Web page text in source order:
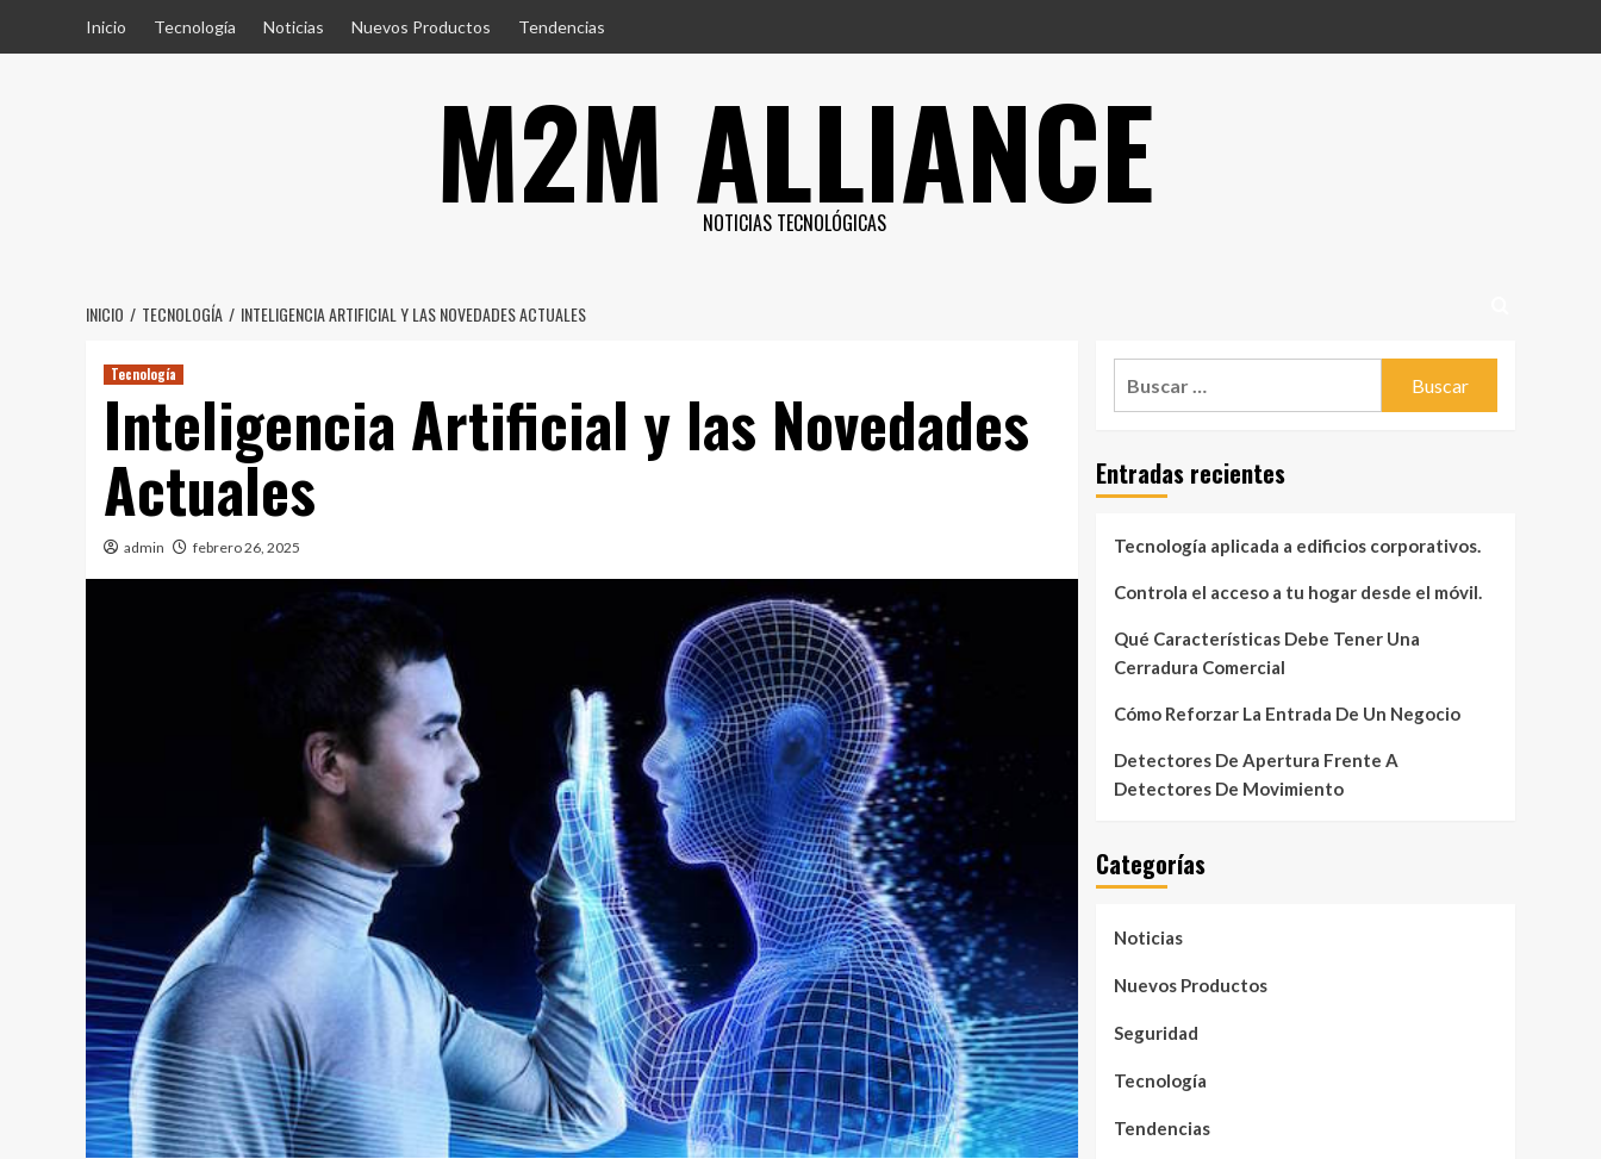
Inicio Tecnología Noticias Nuevos Productos Tendencias
M2M ALLIANCE
NOTICIAS TECNOLÓGICAS
INICIO TECNOLOGÍA INTELIGENCIA ARTIFICIAL Y LAS NOVEDADES ACTUALES
Tecnología
Inteligencia Artificial y las Novedades
Actuales
admin febrero 26, 2025
Entradas recientes
Tecnología aplicada a edificios corporativos.
Controla el acceso a tu hogar desde el móvil.
Qué Características Debe Tener Una
Cerradura Comercial
Cómo Reforzar La Entrada De Un Negocio
Detectores De Apertura Frente A
Detectores De Movimiento
Categorías
Noticias
Nuevos Productos
Seguridad
Tecnología
Tendencias